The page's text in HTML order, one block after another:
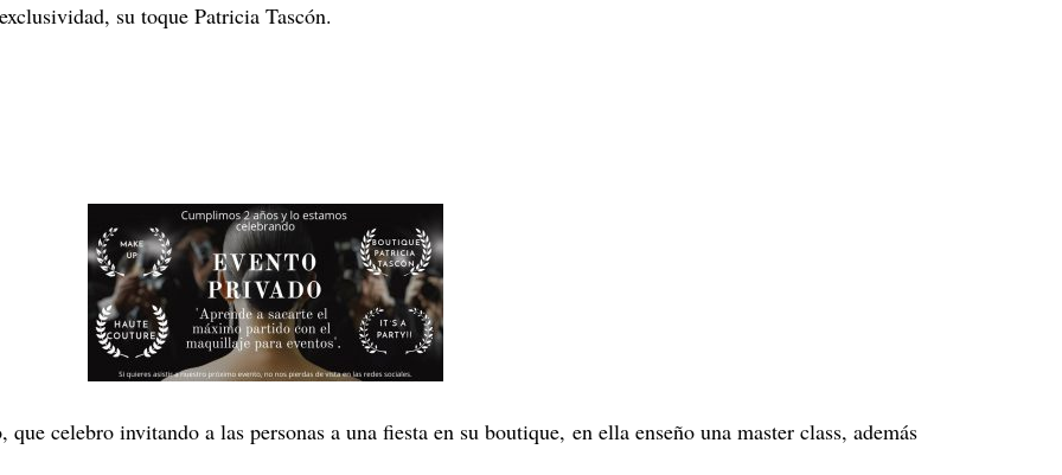
su toque Patricia Tascón.
celebro invitando a las personas a una fiesta en su boutique, en ella enseño una master class, además